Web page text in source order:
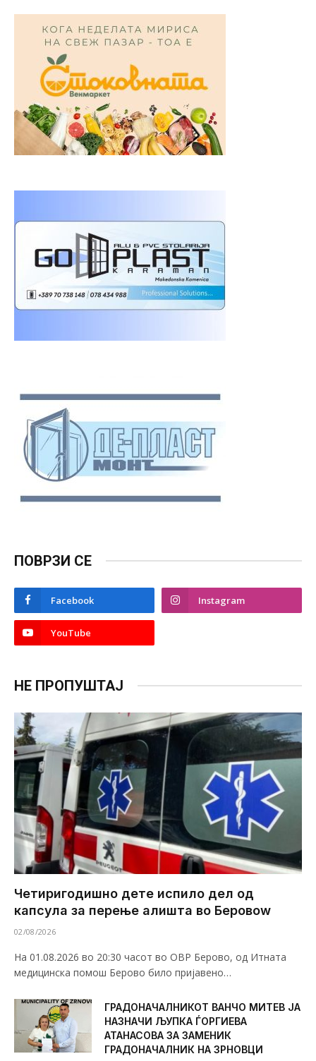
ПОВРЗИ СЕ
Facebook Instagram
YouTube
НЕ ПРОПУШТАЈ
Четиригодишно дете испило дел од
капсула за перење алишта во Беровоw
02/08/2026
На 01.08.2026 во 20:30 часот во ОВР Берово, од Итната
медицинска помош Берово било пријавено…
ГРАДОНАЧАЛНИКОТ ВАНЧО МИТЕВ ЈА
НАЗНАЧИ ЉУПКА ЃОРГИЕВА
АТАНАСОВА ЗА ЗАМЕНИК
ГРАДОНАЧАЛНИК НА ЗРНОВЦИ